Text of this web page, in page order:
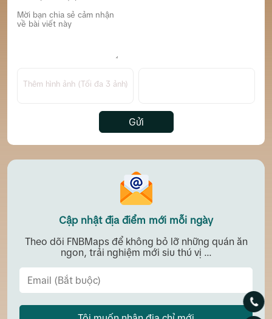
Thêm hình ảnh (Tối đa 3 ảnh)
Gửi
Cập nhật địa điểm mới mỗi ngày
Theo dõi FNBMaps để không bỏ lỡ những quán ăn
ngon, trải nghiệm mới siu thú vị ...